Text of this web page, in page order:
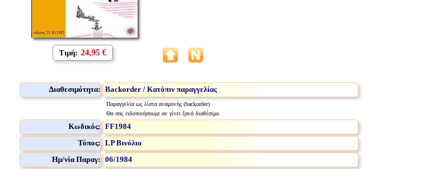
Τιμή: 24,95 €
Διαθεσιμότητα: Backorder / Κατόπιν παραγγελίας
Παραγγελία ως λίστα αναμονής (backorder)
Θα σας ειδοποιήσουμε αν γίνει ξανά διαθέσιμο.
Κωδικός: FF1984
Τύπος: LP Βινύλιο
Ημ/νία Παραγ: 06/1984